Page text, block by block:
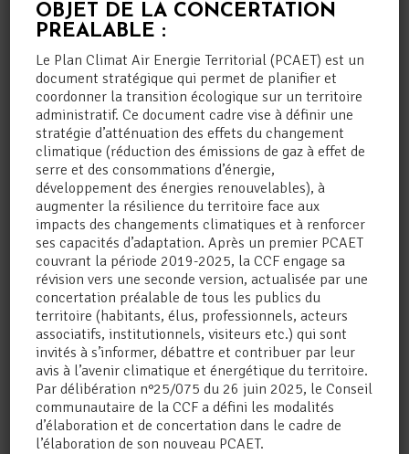
OBJET DE LA CONCERTATION
PREALABLE :
Le Plan Climat Air Energie Territorial (PCAET) est un
document stratégique qui permet de planifier et
coordonner la transition écologique sur un territoire
administratif. Ce document cadre vise à définir une
stratégie d’atténuation des effets du changement
climatique (réduction des émissions de gaz à effet de
serre et des consommations d’énergie,
développement des énergies renouvelables), à
augmenter la résilience du territoire face aux
impacts des changements climatiques et à renforcer
ses capacités d’adaptation. Après un premier PCAET
couvrant la période 2019-2025, la CCF engage sa
révision vers une seconde version, actualisée par une
concertation préalable de tous les publics du
territoire (habitants, élus, professionnels, acteurs
associatifs, institutionnels, visiteurs etc.) qui sont
invités à s’informer, débattre et contribuer par leur
avis à l’avenir climatique et énergétique du territoire.
Par délibération n°25/075 du 26 juin 2025, le Conseil
communautaire de la CCF a défini les modalités
d’élaboration et de concertation dans le cadre de
l’élaboration de son nouveau PCAET.